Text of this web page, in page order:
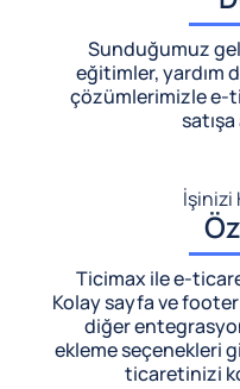
Sunduğumuz
eğitimler, yardım
çözümlerimizlee-
İşinizi
Ticimax ile e-
Kolay sayfa ve
diğer
ekleme seçenekleri
ticaretinizi